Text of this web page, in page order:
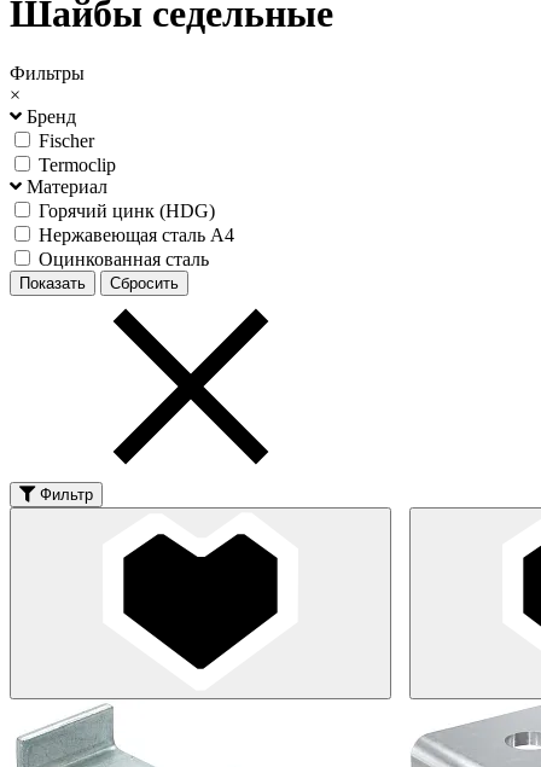
Шайбы седельные
Фильтры
×
Бренд
Fischer
Termoclip
Материал
Горячий цинк (HDG)
Нержавеющая сталь А4
Оцинкованная сталь
Фильтр